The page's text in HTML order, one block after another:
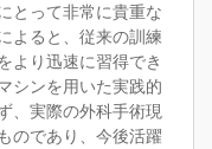
とって非常に貴重な
よると、従来の訓練
より迅速に習得でき
シンを用いた実践的
、実際の外科手術現
のであり、今後活躍